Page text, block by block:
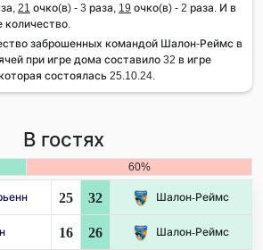
21 очко(в) - 3 раза, 19 очко(в) - 2 раза. И в
количество.
заброшенных командой Шалон-Реймс в
при игре дома составило 32 в игре
состоялась 25.10.24.
В гостях
60%
25 32 Шалон-Реймс
16 26 Шалон-Реймс